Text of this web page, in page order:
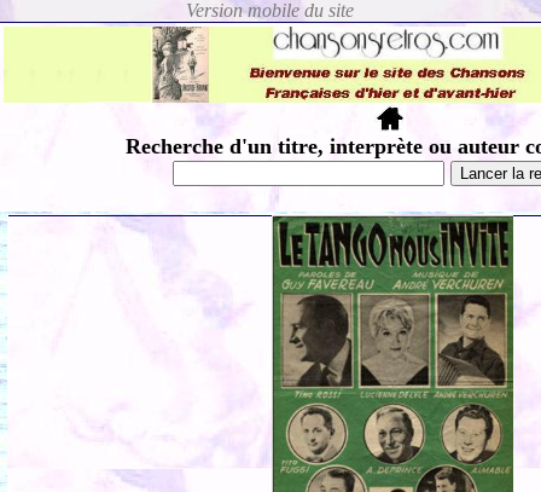
Recherche d'un titre, interprète ou auteur